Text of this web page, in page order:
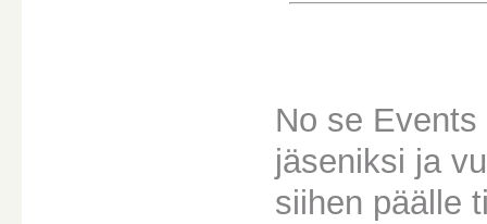
No se
jäseniksi ja
siihen päälle